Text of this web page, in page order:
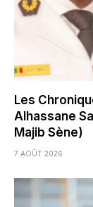
Les
Alhassane
Majib Sène)
7 AOÛT 2026